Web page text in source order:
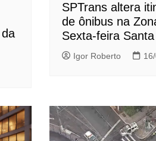
SPTrans altera
de ônibus na
Sexta-feira Santa
Igor Roberto